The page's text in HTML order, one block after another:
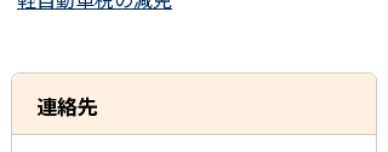
連絡先